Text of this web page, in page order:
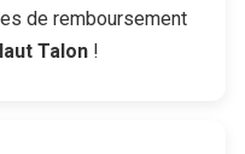
de remboursement
Talon !